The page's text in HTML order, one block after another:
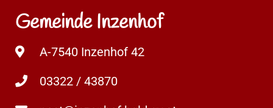
Gemeinde Inzenhof
A-7540 Inzenhof 42
03322 / 43870